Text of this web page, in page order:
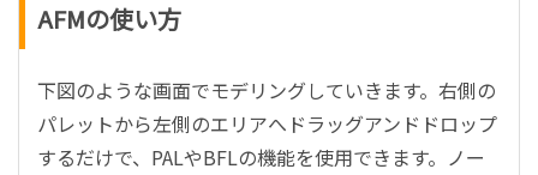
AFMの使い方
下図のような画面でモデリングしていきます。右側の
パレットから左側のエリアへドラッグアンドドロップ
するだけで、PALやBFLの機能を使用できます。ノー